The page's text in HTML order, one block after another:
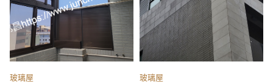
玻璃屋 玻璃屋